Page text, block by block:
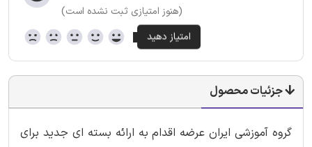
(هنوز امتیازی ثبت نشده است)
جزئیات محصول
گروه آموزشی ایران عرضه اقدام به ارائه بسته ای جدید برای